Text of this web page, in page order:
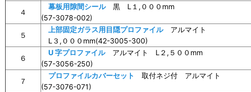
４
幕板用隙間シール黒 L１,０００mm
(57-3078-002)
５
上部固定ガラス用目隠プロファイルアルマイト
L３,０００mm(42-3005-300)
６
U 字プロファイルアルマイト L２,５００mm
(57-3056-250)
７
プロファイルカバーセット
取付ネジ付 アルマイト
(57-3076-071)